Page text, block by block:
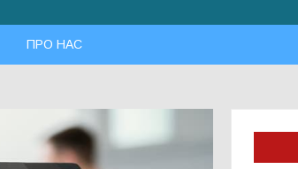
ПРО НАС